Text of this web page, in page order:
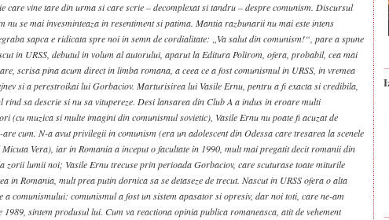
care vine tare din urma si care scrie – decomplexat si tandru – despre comunism. Discursul
nu se mai invesminteaza in resentiment si patima. Mantia razbunarii nu mai este intens
sapca e ridicata spre noi in semn de cordialitate: „Va salut din comunism!“, pare a spune
in URSS, debutul in volum al autorului, aparut la Editura Polirom, ofera, probabil, cea mai
scrisa pina acum direct in limba romana, a ceea ce a fost comunismul in URSS, in vremea
si a perestroikai lui Gorbaciov. Marturisirea lui Vasile Ernu, pentru a fi exacta si credibila,
sa descrie si nu sa vitupereze. Desi lansarea din Club A a indus in eroare multi
(cu muzica si multe imagini din comunismul sovietic), Vasile Ernu nu poate fi acuzat de
cum. N-a avut privilegii in comunism (era un adolescent din Odessa care tresarea la scenele
Micuta Vera), iar in Romania a inceput o facultate in 1990, mult mai pregatit decit romanii din
zorii lumii noi; Vasile Ernu trecuse prin perioada Gorbaciov, care scuturase toate miturile
in Romania, mult prea putin dornica sa se detaseze de trecut. Nascut in URSS ofera o alta
a comunismului: comunismul a fost un sistem apasator si opresiv, dar noi toti, care ne-am
1989, sintem produsul lui. Cum va reactiona opinia publica romaneasca, atit de vehement